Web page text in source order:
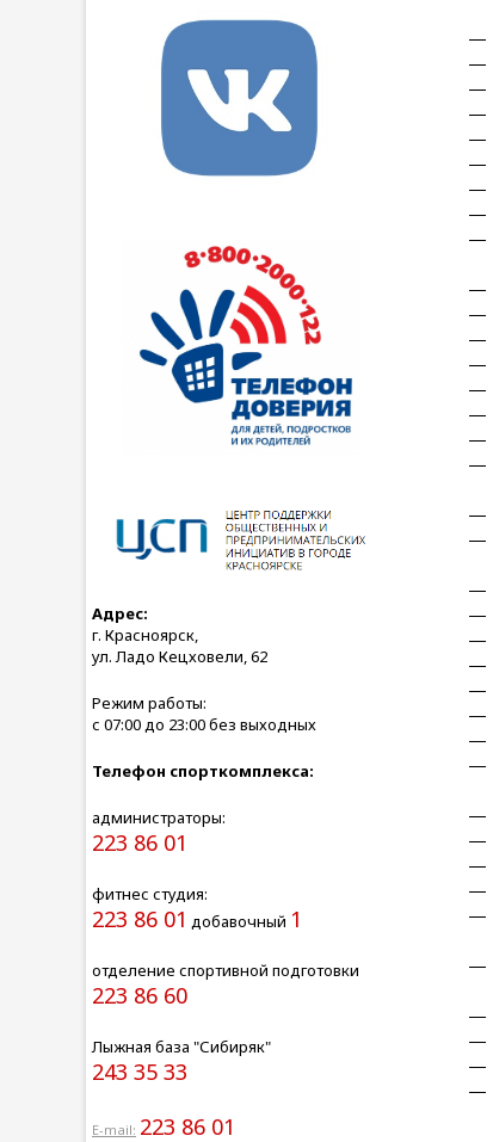
Адрес:
г. Красноярск,
ул. Ладо Кецховели, 62
Режим работы:
с 07:00 до 23:00 без выходных
Телефон спорткомплекса:
администраторы:
223 86 01
фитнес студия:
223 86 01 добавочный 1
отделение спортивной подготовки
223 86 60
Лыжная база "Сибиряк"
243 35 33
E-mail: 223 86 01